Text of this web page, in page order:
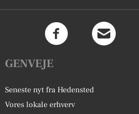
GENVEJE
Seneste nyt fra Hedensted
Vores lokale erhverv